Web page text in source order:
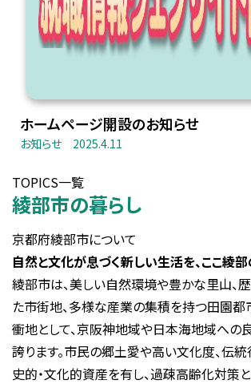
ホームページ開設のお知らせ
お知らせ 2025.4.11
TOPICS一覧
綾部市の暮らし
京都府綾部市について
自然と文化が息づく新しい生活を、ここ綾部
綾部市は、美しい自然環境や豊かな里山、
た市街地、多様な産業の集積を持つ田園都
衝地として、京阪神地域や日本海地域への
誇ります。市民の郷土愛や高い文化度、伝
史的・文化的資産を有し、過疎高齢化対策と